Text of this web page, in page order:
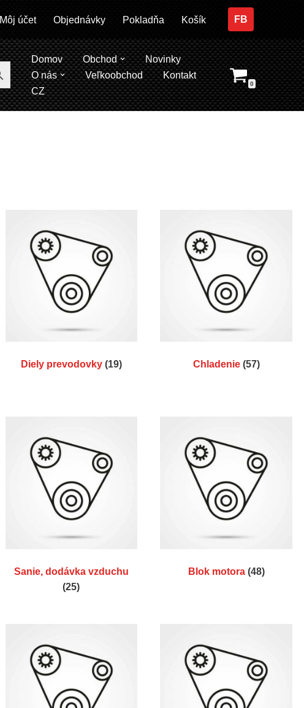
Môj účet Objednávky Pokladňa Košík FB
Domov Obchod
Novinky
O nás
Veľkoobchod
Kontakt
CZ
0
Diely prevodovky (19) Chladenie (57)
Sanie, dodávka vzduchu
(25)
Blok motora (48)